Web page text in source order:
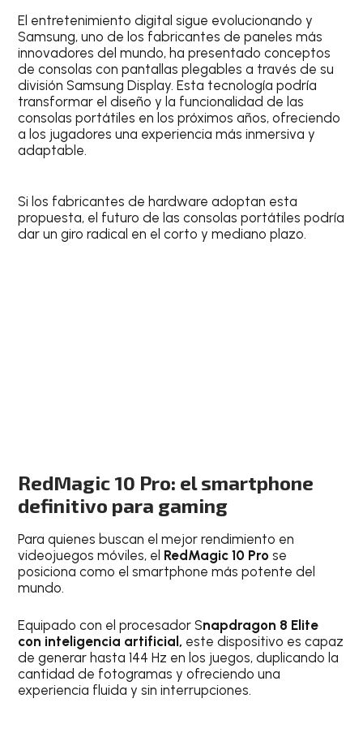
El entretenimiento digital sigue evolucionando y
Samsung, uno de los fabricantes de paneles más
innovadores del mundo, ha presentado conceptos
de consolas con pantallas plegables a través de su
división Samsung Display. Esta tecnología podría
transformar el diseño y la funcionalidad de las
consolas portátiles en los próximos años, ofreciendo
a los jugadores una experiencia más inmersiva y
adaptable.
Si los fabricantes de hardware adoptan esta
propuesta, el futuro de las consolas portátiles podría
dar un giro radical en el corto y mediano plazo.
RedMagic 10 Pro: el smartphone
definitivo para gaming
Para quienes buscan el mejor rendimiento en
videojuegos móviles, el RedMagic 10 Pro se
posiciona como el smartphone más potente del
mundo.
Equipado con el procesador Snapdragon 8 Elite
con inteligencia artificial, este dispositivo es capaz
de generar hasta 144 Hz en los juegos, duplicando la
cantidad de fotogramas y ofreciendo una
experiencia fluida y sin interrupciones.